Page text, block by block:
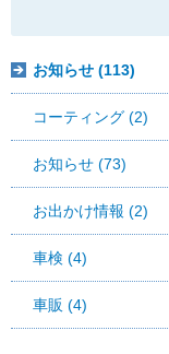
お知らせ (113)
コーティング (2)
お知らせ (73)
お出かけ情報 (2)
車検 (4)
車販 (4)